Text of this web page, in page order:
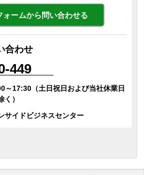
ォームから問い合わせる
合わせ
449
～17:30（土日祝日および当社休業日
く）
サイドビジネスセンター